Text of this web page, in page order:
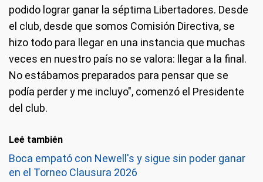
podido lograr ganar la séptima Libertadores. Desde
el club, desde que somos Comisión Directiva, se
hizo todo para llegar en una instancia que muchas
veces en nuestro país no se valora: llegar a la final.
No estábamos preparados para pensar que se
podía perder y me incluyo", comenzó el Presidente
del club.
Leé también
Boca empató con Newell's y sigue sin poder ganar
en el Torneo Clausura 2026